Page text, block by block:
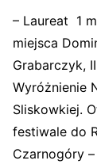
– Laureat 1
miejsca
Grabarczyk,
Wyróżnienie
Sliskowkiej.
festiwale do
Czarnogóry